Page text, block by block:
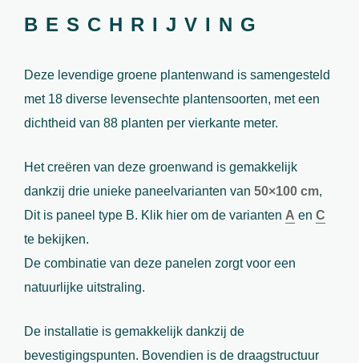
BESCHRIJVING
Deze levendige groene plantenwand is samengesteld
met 18 diverse levensechte plantensoorten, met een
dichtheid van 88 planten per vierkante meter.
Het creëren van deze groenwand is gemakkelijk
dankzij drie unieke paneelvarianten van 50×100 cm,
Dit is paneel type B. Klik hier om de varianten A en C
te bekijken.
De combinatie van deze panelen zorgt voor een
natuurlijke uitstraling.
De installatie is gemakkelijk dankzij de
bevestigingspunten. Bovendien is de draagstructuur